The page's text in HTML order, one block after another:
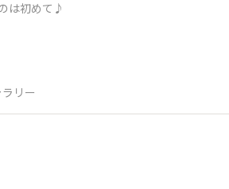
は初めて♪
リー